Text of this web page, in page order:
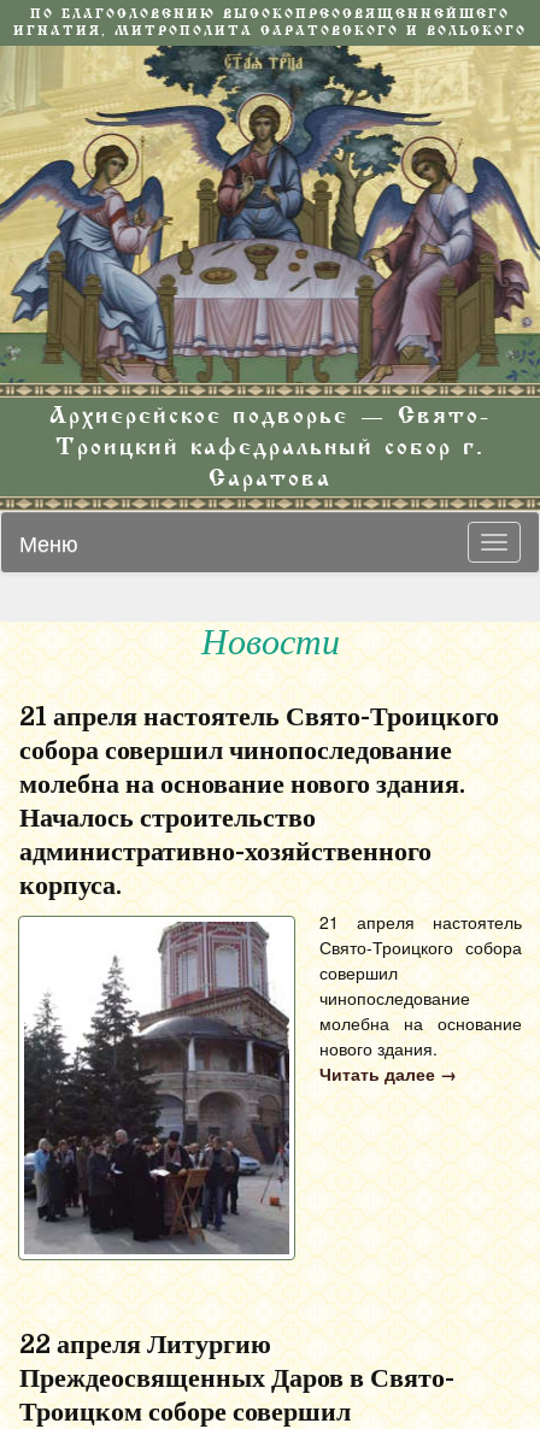
ПО БЛАГОСЛОВЕНИЮ ВЫСОКОПРЕОСВЯЩЕННЕЙШЕГО
ИГНАТИЯ, МИТРОПОЛИТА САРАТОВСКОГО И ВОЛЬСКОГО
Архиерейское подворье — Свято-
Троицкий кафедральный собор г.
Саратова
Меню
Новости
21 апреля настоятель Свято-Троицкого
собора совершил чинопоследование
молебна на основание нового здания.
Началось строительство
административно-хозяйственного
корпуса.
21 апреля настоятель
Свято-Троицкого собора
совершил
чинопоследование
молебна на основание
нового здания.
Читать далее →
22 апреля Литургию
Преждеосвященных Даров в Свято-
Троицком соборе совершил